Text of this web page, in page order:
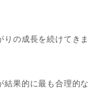
りの成長を続けてきま
結果的に最も合理的な